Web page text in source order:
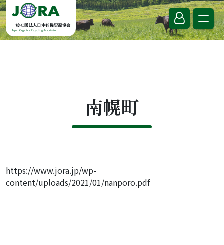
Skip to content
一般社団法人日本有機資源協会
Japan Organics Recycling Association
南幌町
https://www.jora.jp/wp-
content/uploads/2021/01/nanporo.pdf